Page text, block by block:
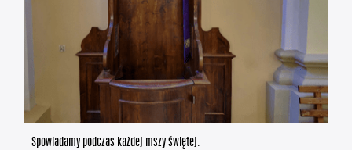
Spowiadamy podczas każdej mszy świętej.